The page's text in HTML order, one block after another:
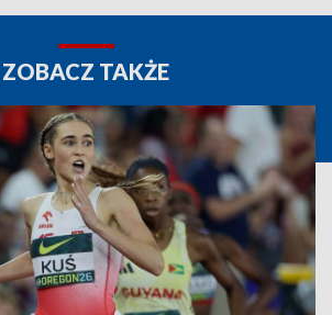
ZOBACZ TAKŻE